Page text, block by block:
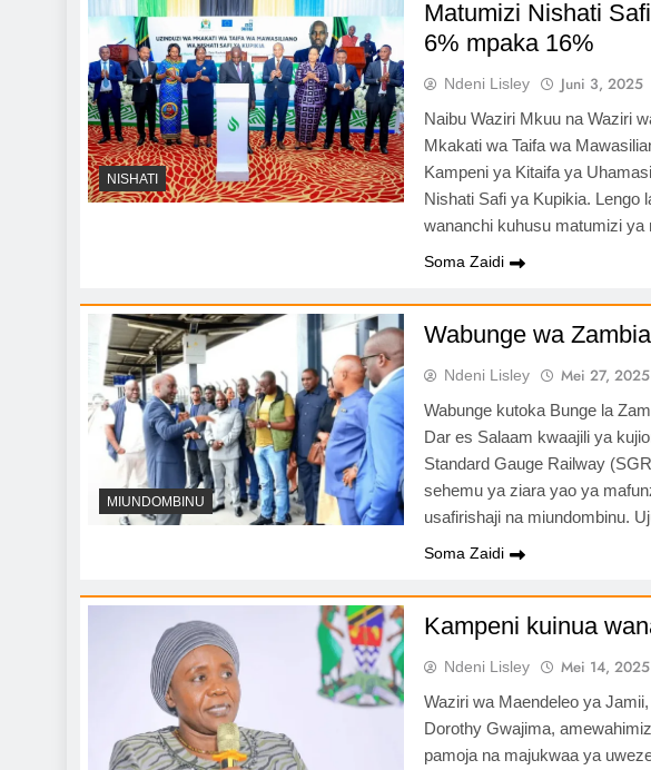
NISHATI
Matumizi Nishati
6% mpaka 16%
Ndeni Lisley Juni 3, 2025
Naibu Waziri Mkuu na Waziri
Mkakati wa Taifa wa
Kampeni ya Kitaifa ya
Nishati Safi ya Kupikia. Lengo
wananchi kuhusu matumizi
Soma Zaidi
MIUNDOMBINU
Wabunge wa
Ndeni Lisley Mei 27, 2025
Wabunge kutoka Bunge la
Dar es Salaam kwaajili ya
Standard Gauge Railway
sehemu ya ziara yao ya
usafirishaji na miundombinu.
Soma Zaidi
Kampeni kuinua
Ndeni Lisley Mei 14, 2025
Waziri wa Maendeleo ya
Dorothy Gwajima,
pamoja na majukwaa ya